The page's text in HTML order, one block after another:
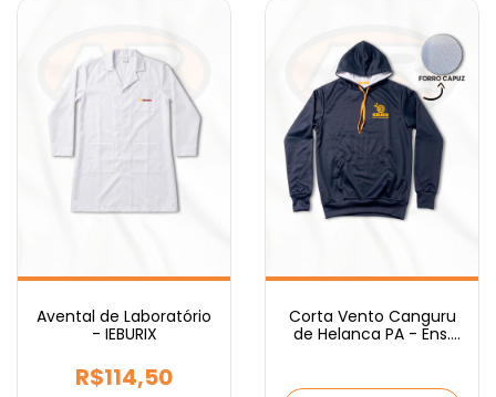
Avental de Laboratório
- IEBURIX
R$114,50
Corta Vento Canguru
de Helanca PA - Ens.